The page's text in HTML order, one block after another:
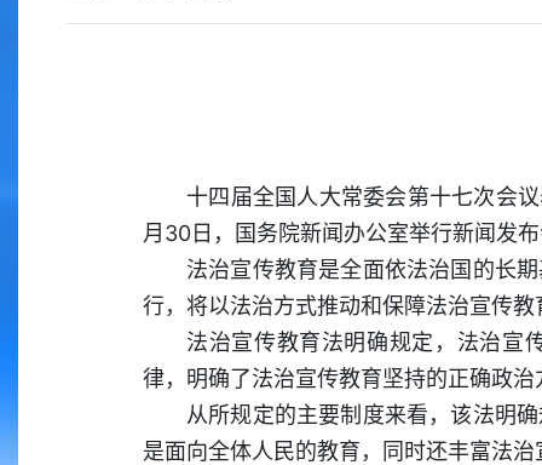
十四届全国人大常委会第十七次会
月30日，国务院新闻办公室举行新闻发
法治宣传教育是全面依法治国的长
行，将以法治方式推动和保障法治宣传
法治宣传教育法明确规定，法治宣
律，明确了法治宣传教育坚持的正确政
从所规定的主要制度来看，该法明
是面向全体人民的教育，同时还丰富法